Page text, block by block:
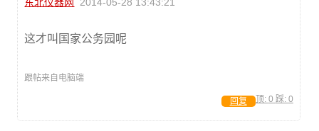
这才叫国家公务园呢
跟帖来自电脑端
顶: 0 踩: 0
回复